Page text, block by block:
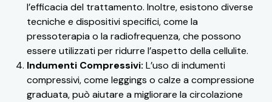
l’efficacia del trattamento. Inoltre, esistono diverse
tecniche e dispositivi specifici, come la
pressoterapia o la radiofrequenza, che possono
essere utilizzati per ridurre l’aspetto della cellulite.
Indumenti Compressivi: L’uso di indumenti
compressivi, come leggings o calze a compressione
graduata, può aiutare a migliorare la circolazione